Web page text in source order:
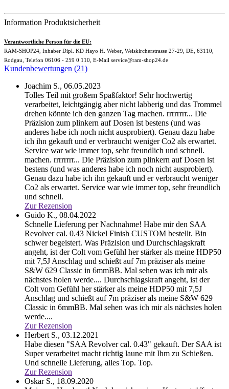
Information Produktsicherheit
Verantwortliche Person für die EU:
RAM-SHOP24, Inhaber Dipl. KD Hayo H. Weber, Weiskircherstrasse 27-29, DE, 63110,
Rodgau, Telefon 06106 - 259 0 110, E-Mail service@ram-shop24.de
Kundenbewertungen (21)
Joachim S., 06.05.2023
Tolles Teil mit großem Spaßfaktor! Sehr hochwertig
verarbeitet, leichtgängig aber nicht labberig und das Trommel
drehen könnte ich den ganzen Tag machen. rrrrrrrr... Die
Präzision zum plinkern auf Dosen ist bestens (und was
anderes habe ich noch nicht ausprobiert). Genau dazu habe
ich ihn gekauft und er verbraucht weniger Co2 als erwartet.
Service war wie immer top, sehr freundlich und schnell.
machen. rrrrrrrr... Die Präzision zum plinkern auf Dosen ist
bestens (und was anderes habe ich noch nicht ausprobiert).
Genau dazu habe ich ihn gekauft und er verbraucht weniger
Co2 als erwartet. Service war wie immer top, sehr freundlich
und schnell.
Zur Rezension
Guido K., 08.04.2022
Schnelle Lieferung per Nachnahme! Habe mir den SAA
Revolver cal. 0.43 Nickel Finish CUSTOM bestellt. Bin
schwer begeistert. Was Präzision und Durchschlagskraft
angeht, ist der Colt vom Gefühl her stärker als meine HDP50
mit 7,5J Anschlag und schießt auf 7m präziser als meine
S&W 629 Classic in 6mmBB. Mal sehen was ich mir als
nächstes holen werde.... Durchschlagskraft angeht, ist der
Colt vom Gefühl her stärker als meine HDP50 mit 7,5J
Anschlag und schießt auf 7m präziser als meine S&W 629
Classic in 6mmBB. Mal sehen was ich mir als nächstes holen
werde....
Zur Rezension
Herbert S., 03.12.2021
Habe diesen "SAA Revolver cal. 0.43" gekauft. Der SAA ist
Super verarbeitet macht richtig laune mit Ihm zu Schießen.
Und schnelle Lieferung, alles Top. Top.
Zur Rezension
Oskar S., 18.09.2020